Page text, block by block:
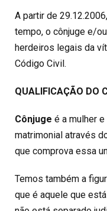
A partir de
tempo, o cônjuge e/
herdeiros legais da
Código Civil.
QUALIFICAÇÃO DO
Cônjuge é a mulher
matrimonial através
que comprova essa
Temos também a
que é aquele que